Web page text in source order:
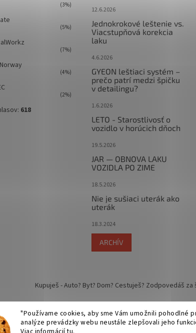
"Používame cookies, aby sme Vám umožnili pohodlné
analýze prevádzky webu neustále zlepšovali jeho
(3%)
(5%)
(7%)
(4%)
(2%)
618
12.6.2026
Jednokrokové leštenie vs.
Viacstupňová korekcia
laku
4.6.2026
GYEON leštiaci systém –
prečo patrí medzi špičku
v detailingu?
1.6.2026
LETO - Starostlivosť o
vozidlo v horúcich dňoch
19.5.2026
JAR — OBNOVA LAKU
VOZIDLA PO ZIME
18.5.2026
Nie je sušiaci uterák ako
uterák
18.3.2024
ARCHÍV
Kupuješ - Auto? Byt? Dom? Cestuješ? Zodpovedáš za